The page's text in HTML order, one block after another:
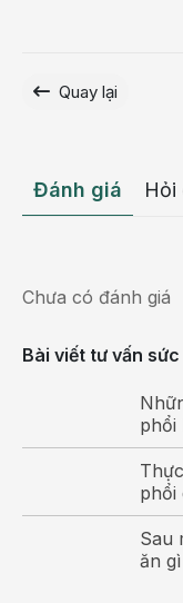
Các loại virus
lây lan qua hơi
Viêm phế quản
Các con đường
Lây từ người
Quay lại
Đánh giá Hỏi
Chưa có đánh giá
Bài viết tư vấn
phổi
phổi
Sau
ăn